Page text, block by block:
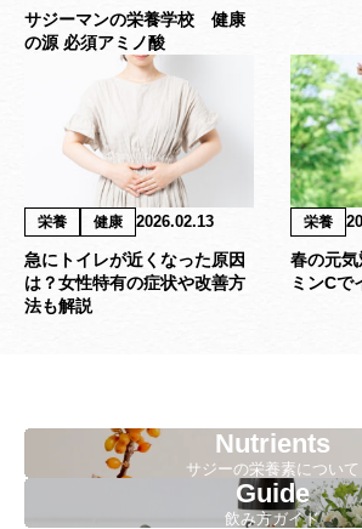
サジーマンの栄養学校 健康
の源 必須アミノ酸
栄養 健康 2026.02.13
急にトイレが近くなった原因
は？女性特有の症状や改善方
法も解説
栄養
春の元気
ミンCで
Nutrients
サジーの栄養素について
Guide
飲み方ガイド